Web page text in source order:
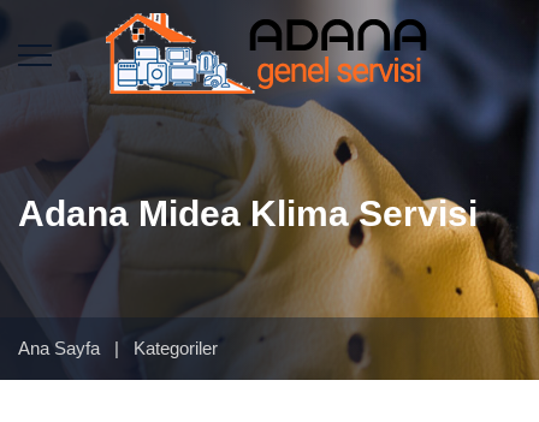
Adana Midea Klima Servisi
Ana Sayfa | Kategoriler